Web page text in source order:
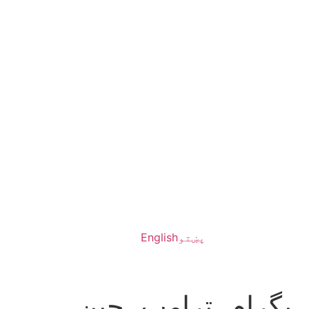
پښتوEnglish